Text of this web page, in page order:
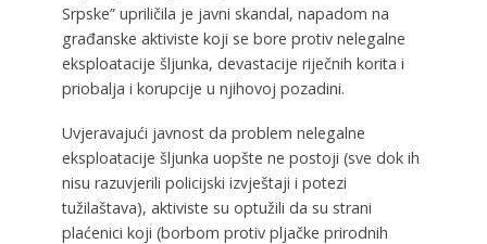
Srpske” upriličila je javni skandal, napadom na
građanske aktiviste koji se bore protiv nelegalne
eksploatacije šljunka, devastacije riječnih korita i
priobalja i korupcije u njihovoj pozadini.
Uvjeravajući javnost da problem nelegalne
eksploatacije šljunka uopšte ne postoji (sve dok ih
nisu razuvjerili policijski izvještaji i potezi
tužilaštava), aktiviste su optužili da su strani
plaćenici koji (borbom protiv pljačke prirodnih